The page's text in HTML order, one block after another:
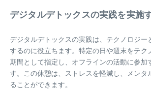
デジタルデトックスの実践を実施
デジタルデトックスの実践は、テクノロジー
するのに役立ちます。特定の日や週末をテク
期間として指定し、オフラインの活動に参加
す。この休憩は、ストレスを軽減し、メンタ
ることができます。